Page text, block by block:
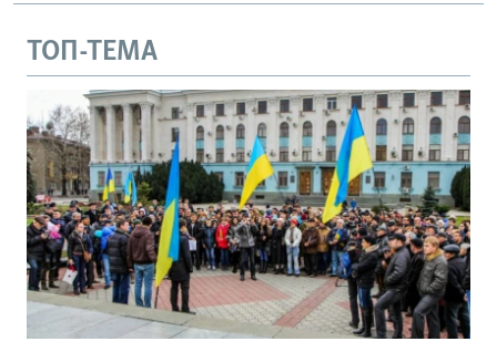
ТОП-ТЕМА